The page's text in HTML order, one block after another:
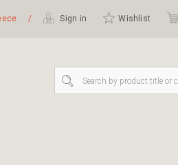
/ Sign in Wishlist